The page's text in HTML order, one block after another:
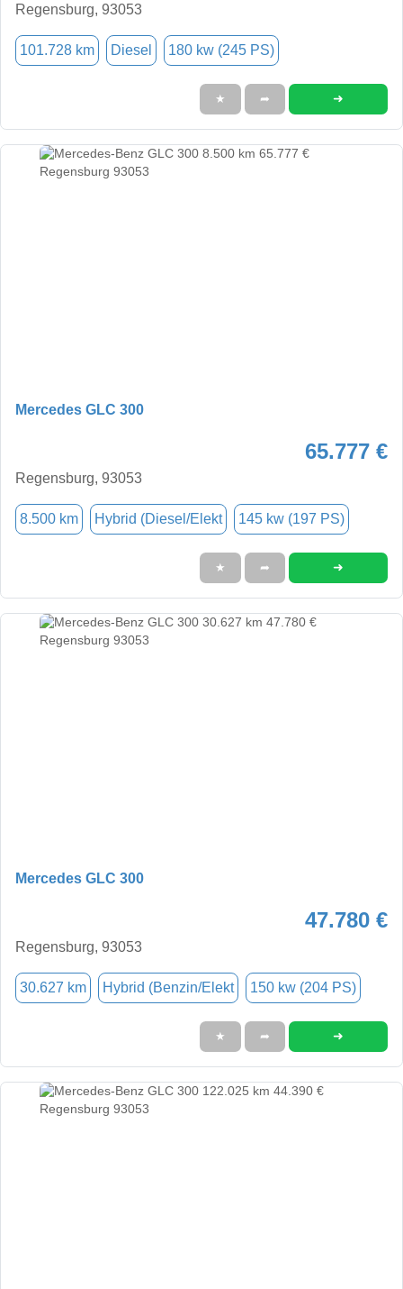
Regensburg, 93053
101.728 km Diesel 180 kw (245 PS)
★ ➦ ➜
Mercedes GLC 300
65.777 €
Regensburg, 93053
8.500 km Hybrid (Diesel/Elekt 145 kw (197 PS)
★ ➦ ➜
Mercedes GLC 300
47.780 €
Regensburg, 93053
30.627 km Hybrid (Benzin/Elekt 150 kw (204 PS)
★ ➦ ➜